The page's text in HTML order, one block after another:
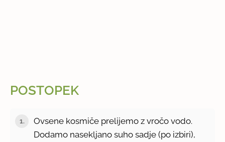
POSTOPEK
1.
Ovsene kosmiče prelijemo z vročo vodo.
Dodamo nasekljano suho sadje (po izbiri),